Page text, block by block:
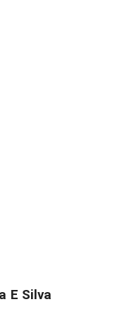
E Silva